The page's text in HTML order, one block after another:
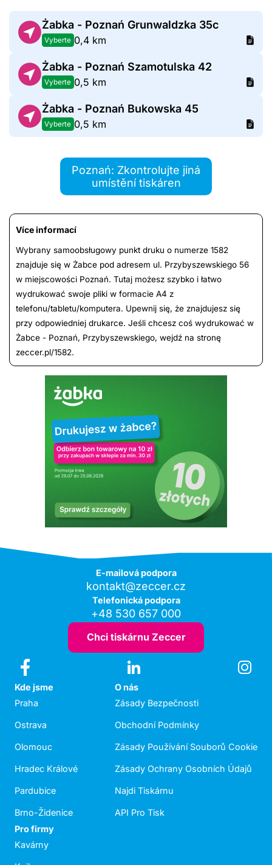
Żabka - Poznań Grunwaldzka 35c
Vyberte 0,4 km
Żabka - Poznań Szamotulska 42
Vyberte 0,5 km
Żabka - Poznań Bukowska 45
Vyberte 0,5 km
Poznań: Zkontrolujte jiná
umístění tiskáren
Více informací
Wybrany samoobsługowy punkt druku o numerze 1582
znajduje się w Żabce pod adresem ul. Przybyszewskiego 56
w miejscowości Poznań. Tutaj możesz szybko i łatwo
wydrukować swoje pliki w formacie A4 z
telefonu/tabletu/komputera. Upewnij się, że znajdujesz się
przy odpowiedniej drukarce. Jeśli chcesz coś wydrukować w
Żabce - Poznań, Przybyszewskiego, wejdź na stronę
zeccer.pl/1582.
E-mailová podpora
kontakt@zeccer.cz
Telefonická podpora
+48 530 657 000
Chci tiskárnu Zeccer
Kde jsme
Praha
Ostrava
Olomouc
Hradec Králové
Pardubice
Brno-Židenice
O nás
Zásady Bezpečnosti
Obchodní Podmínky
Zásady Používání Souborů Cookie
Zásady Ochrany Osobních Údajů
Najdi Tiskárnu
API Pro Tisk
Pro firmy
Kavárny